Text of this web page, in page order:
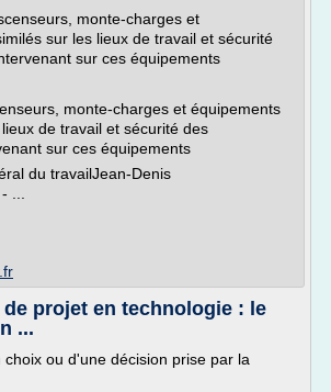
monte-charges et
sur les lieux de travail et sécurité
sur ces équipements
monte-charges et équipements
de travail et sécurité des
sur ces équipements
du travailJean-Denis
...
de projet en technologie : le
...
ou d'une décision prise par la